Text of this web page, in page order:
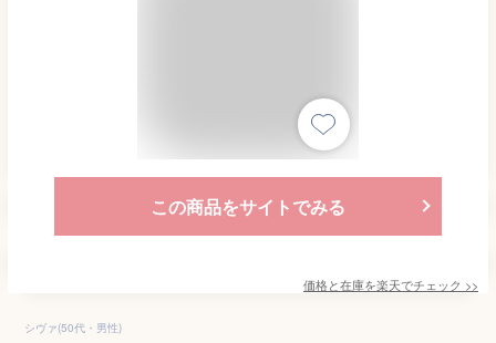
この商品をサイトでみる
価格と在庫を楽天でチェック >>
シヴァ(50代・男性)